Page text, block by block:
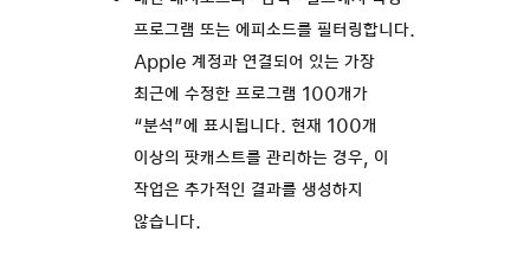
프로그램 또는 에피소드를 필터링합니다.
Apple 계정과 연결되어 있는 가장
최근에 수정한 프로그램 100개가
“분석”에 표시됩니다. 현재 100개
이상의 팟캐스트를 관리하는 경우, 이
작업은 추가적인 결과를 생성하지
않습니다.